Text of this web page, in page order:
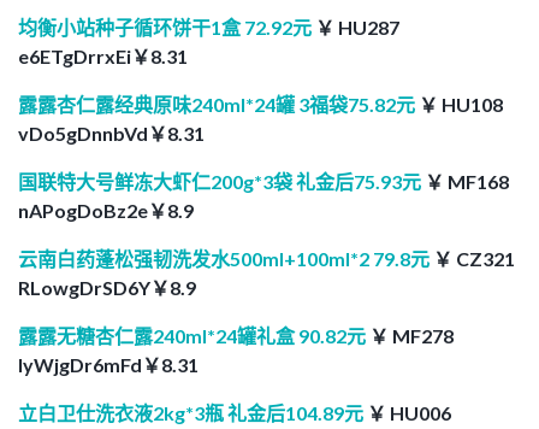
均衡小站种子循环饼干1盒 72.92元 ￥ HU287
e6ETgDrrxEi￥8.31
露露杏仁露经典原味240ml*24罐 3福袋75.82元 ￥ HU108
vDo5gDnnbVd￥8.31
国联特大号鲜冻大虾仁200g*3袋 礼金后75.93元 ￥ MF168
nAPogDoBz2e￥8.9
云南白药蓬松强韧洗发水500ml+100ml*2 79.8元 ￥ CZ321
RLowgDrSD6Y￥8.9
露露无糖杏仁露240ml*24罐礼盒 90.82元 ￥ MF278
lyWjgDr6mFd￥8.31
立白卫仕洗衣液2kg*3瓶 礼金后104.89元 ￥ HU006